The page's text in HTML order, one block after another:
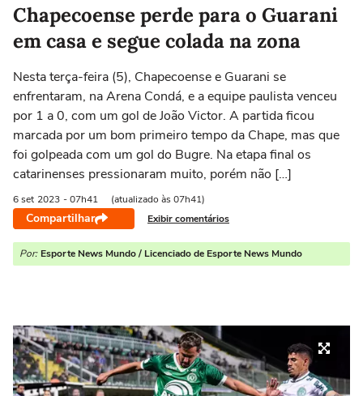
Selecione o time para ver as notícias
Chapecoense perde para o Guarani
em casa e segue colada na zona
Nesta terça-feira (5), Chapecoense e Guarani se
enfrentaram, na Arena Condá, e a equipe paulista venceu
por 1 a 0, com um gol de João Victor. A partida ficou
marcada por um bom primeiro tempo da Chape, mas que
foi golpeada com um gol do Bugre. Na etapa final os
catarinenses pressionaram muito, porém não […]
6 set 2023 - 07h41 (atualizado às 07h41)
Compartilhar Exibir comentários
Por: Esporte News Mundo / Licenciado de Esporte News Mundo